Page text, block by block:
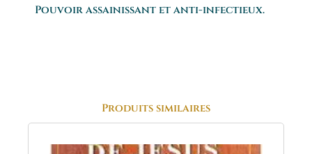
Pouvoir assainissant et anti-infectieux.
Produits similaires